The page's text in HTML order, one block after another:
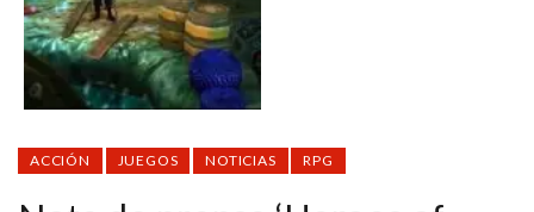
ACCIÓN JUEGOS NOTICIAS RPG